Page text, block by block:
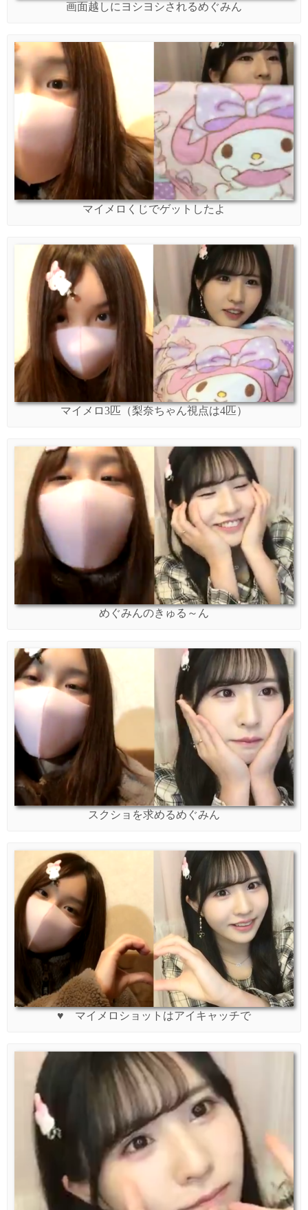
画面越しにヨシヨシされるめぐみん
マイメロくじでゲットしたよ
マイメロ3匹（梨奈ちゃん視点は4匹）
めぐみんのきゅる～ん
スクショを求めるめぐみん
♥ マイメロショットはアイキャッチで